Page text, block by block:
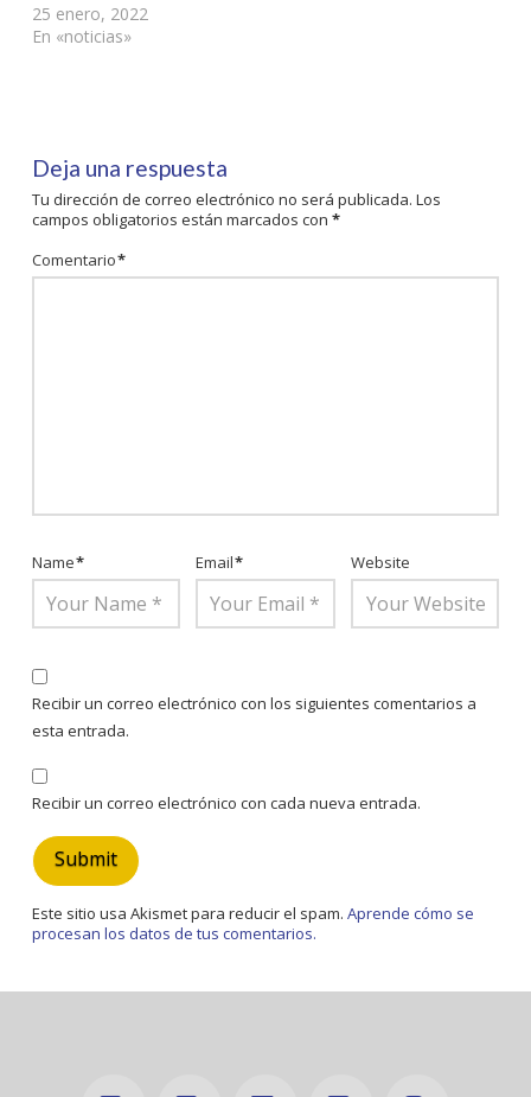
25 enero, 2022
En «noticias»
Deja una respuesta
Tu dirección de correo electrónico no será publicada. Los
campos obligatorios están marcados con *
Comentario*
Name* Email* Website
Recibir un correo electrónico con los siguientes comentarios a
esta entrada.
Recibir un correo electrónico con cada nueva entrada.
Este sitio usa Akismet para reducir el spam. Aprende cómo se
procesan los datos de tus comentarios.